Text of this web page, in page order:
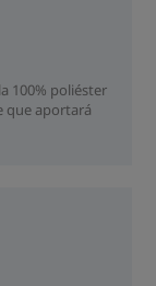
100% poliéster
que aportará